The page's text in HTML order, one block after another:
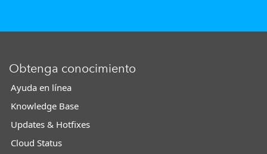
Obtenga conocimiento
Ayuda en línea
Knowledge Base
Updates & Hotfixes
Cloud Status